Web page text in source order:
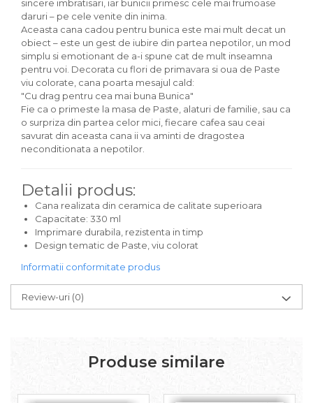
sincere imbratisari, iar bunicii primesc cele mai frumoase
daruri – pe cele venite din inima.
Aceasta cana cadou pentru bunica este mai mult decat un
obiect – este un gest de iubire din partea nepotilor, un mod
simplu si emotionant de a-i spune cat de mult inseamna
pentru voi. Decorata cu flori de primavara si oua de Paste
viu colorate, cana poarta mesajul cald:
"Cu drag pentru cea mai buna Bunica"
Fie ca o primeste la masa de Paste, alaturi de familie, sau ca
o surpriza din partea celor mici, fiecare cafea sau ceai
savurat din aceasta cana ii va aminti de dragostea
neconditionata a nepotilor.
Detalii produs:
Cana realizata din ceramica de calitate superioara
Capacitate: 330 ml
Imprimare durabila, rezistenta in timp
Design tematic de Paste, viu colorat
Informatii conformitate produs
Review-uri (0)
Produse similare